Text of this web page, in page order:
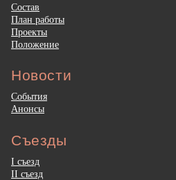
Состав
План работы
Проекты
Положение
Новости
События
Анонсы
Съезды
I съезд
II съезд